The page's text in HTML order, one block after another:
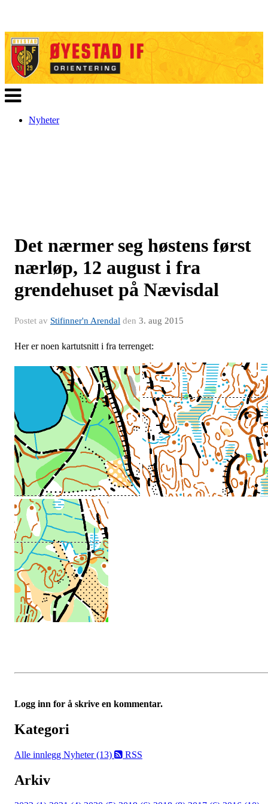
Veksle
navigasjon
Nyheter
Det nærmer seg høstens først
nærløp, 12 august i fra
grendehuset på Nævisdal
Postet av Stifinner'n Arendal den 3. aug 2015
Her er noen kartutsnitt i fra terrenget:
Logg inn for å skrive en kommentar.
Kategori
Alle innlegg Nyheter (13) RSS
Arkiv